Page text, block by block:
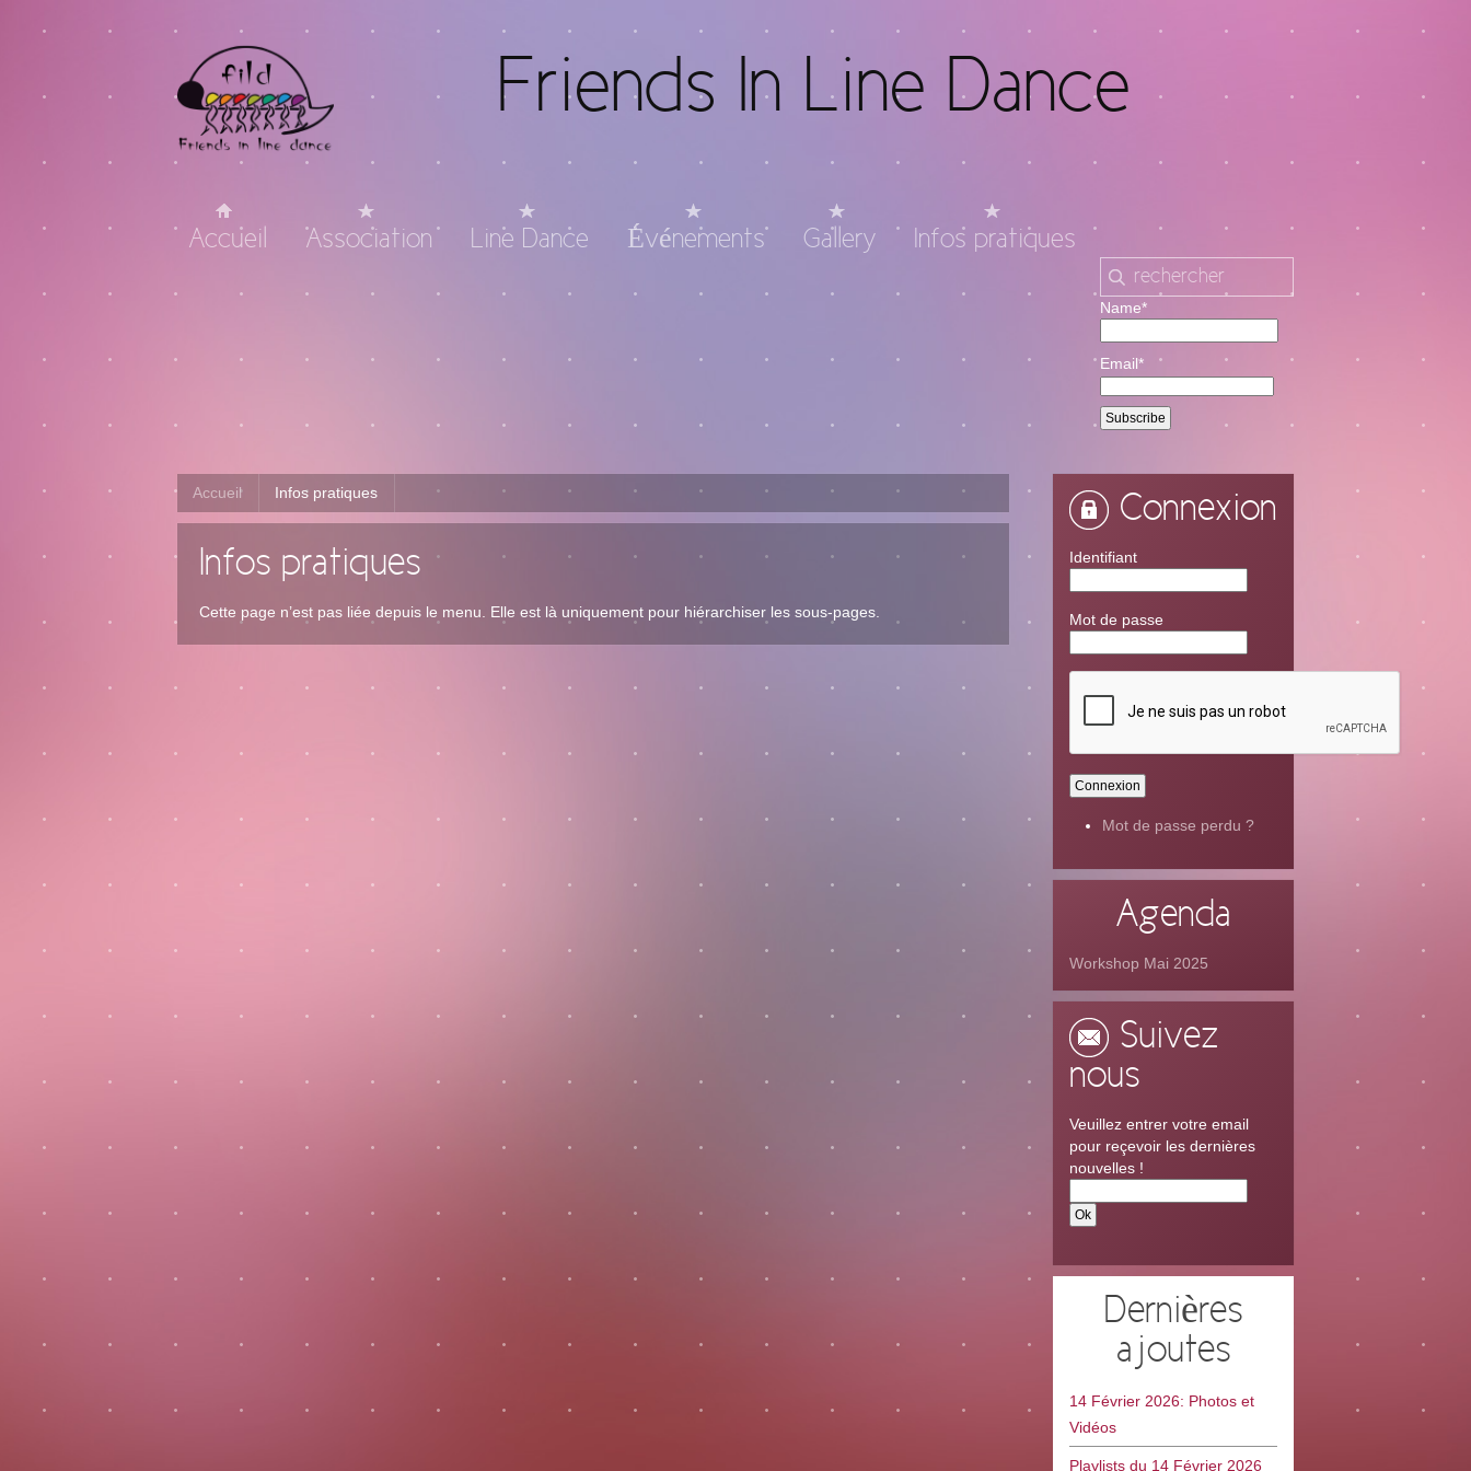
Friends In Line Dance
Accueil Association Line Dance Événements Gallery Infos pratiques
Name*
Email*
Accueil Infos pratiques
Infos pratiques
Cette page n’est pas liée depuis le menu. Elle est là uniquement pour hiérarchiser les sous-pages.
Connexion
Identifiant
Mot de passe
Mot de passe perdu ?
Agenda
Workshop Mai 2025
Suivez
nous
Veuillez entrer votre email
pour reçevoir les dernières
nouvelles !
Dernières
ajoutes
14 Février 2026: Photos et
Vidéos
Playlists du 14 Février 2026